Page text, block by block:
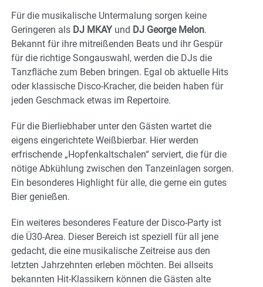
Für die musikalische Untermalung sorgen keine
Geringeren als DJ MKAY und DJ George Melon.
Bekannt für ihre mitreißenden Beats und ihr Gespür
für die richtige Songauswahl, werden die DJs die
Tanzfläche zum Beben bringen. Egal ob aktuelle Hits
oder klassische Disco-Kracher, die beiden haben für
jeden Geschmack etwas im Repertoire.
Für die Bierliebhaber unter den Gästen wartet die
eigens eingerichtete Weißbierbar. Hier werden
erfrischende „Hopfenkaltschalen“ serviert, die für die
nötige Abkühlung zwischen den Tanzeinlagen sorgen.
Ein besonderes Highlight für alle, die gerne ein gutes
Bier genießen.
Ein weiteres besonderes Feature der Disco-Party ist
die Ü30-Area. Dieser Bereich ist speziell für all jene
gedacht, die eine musikalische Zeitreise aus den
letzten Jahrzehnten erleben möchten. Bei allseits
bekannten Hit-Klassikern können die Gästen alte